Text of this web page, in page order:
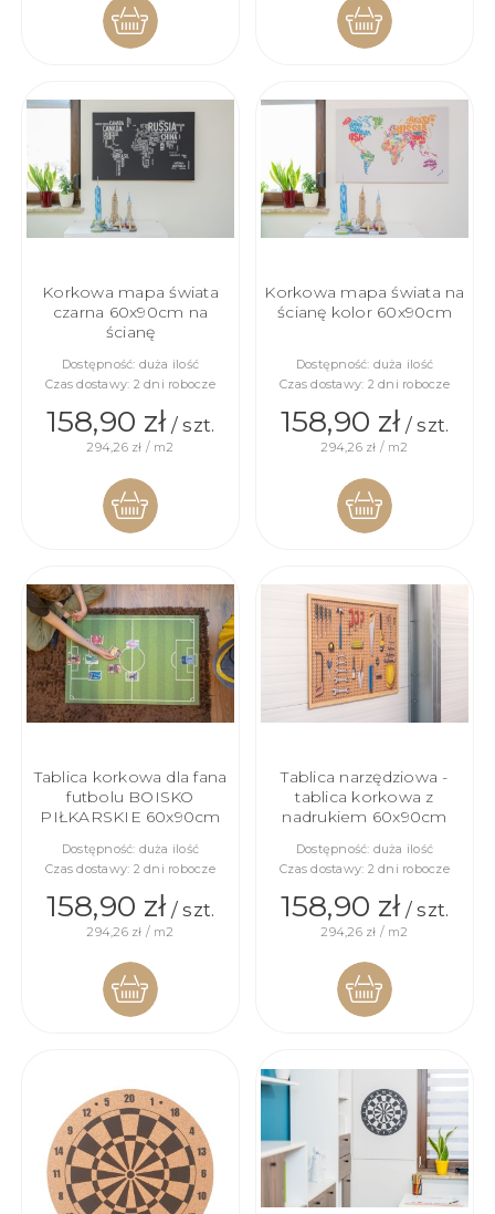
KOSZYKA KOSZYKA
Korkowa mapa świata
czarna 60x90cm na
ścianę
Dostępność: duża ilość
Czas dostawy: 2 dni robocze
158,90 zł/ szt.
294,26 zł / m2
KOSZYKA
Korkowa mapa świata na
ścianę kolor 60x90cm
Dostępność: duża ilość
Czas dostawy: 2 dni robocze
158,90 zł/ szt.
294,26 zł / m2
KOSZYKA
Tablica korkowa dla fana
futbolu BOISKO
PIŁKARSKIE 60x90cm
Dostępność: duża ilość
Czas dostawy: 2 dni robocze
158,90 zł/ szt.
294,26 zł / m2
KOSZYKA
Tablica narzędziowa -
tablica korkowa z
nadrukiem 60x90cm
Dostępność: duża ilość
Czas dostawy: 2 dni robocze
158,90 zł/ szt.
294,26 zł / m2
KOSZYKA